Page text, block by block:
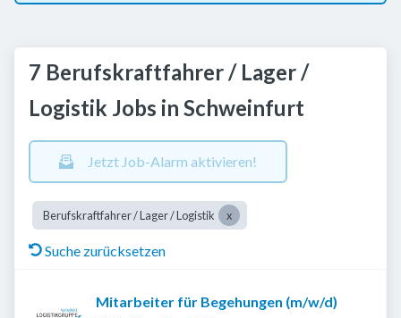
7 Berufskraftfahrer / Lager /
Logistik Jobs in Schweinfurt
Jetzt Job-Alarm aktivieren!
Berufskraftfahrer / Lager / Logistik
Suche zurücksetzen
Mitarbeiter für Begehungen (m/w/d)